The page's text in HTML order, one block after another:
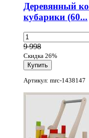
Деревянный
кубарики (60...
9 998
Скидка 26%
Артикул: mrc-1438147